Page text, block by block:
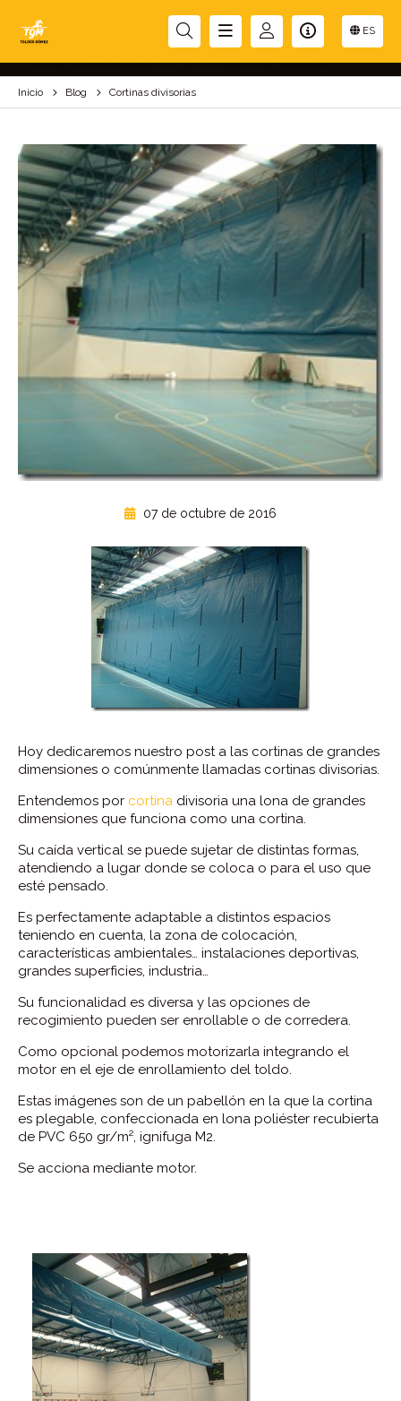
ES
CORTINAS DIVISORIAS
Inicio Blog Cortinas divisorias
07 de octubre de 2016
Hoy dedicaremos nuestro post a las cortinas de grandes
dimensiones o comúnmente llamadas cortinas divisorias.
Entendemos por cortina divisoria una lona de grandes
dimensiones que funciona como una cortina.
Su caída vertical se puede sujetar de distintas formas,
atendiendo a lugar donde se coloca o para el uso que
esté pensado.
Es perfectamente adaptable a distintos espacios
teniendo en cuenta, la zona de colocación,
características ambientales… instalaciones deportivas,
grandes superficies, industria…
Su funcionalidad es diversa y las opciones de
recogimiento pueden ser enrollable o de corredera.
Como opcional podemos motorizarla integrando el
motor en el eje de enrollamiento del toldo.
Estas imágenes son de un pabellón en la que la cortina
es plegable, confeccionada en lona poliéster recubierta
de PVC 650 gr/m², ignifuga M2.
Se acciona mediante motor.